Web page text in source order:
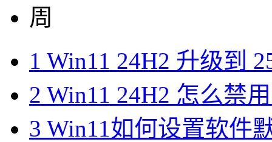
周
1 Win11 24H2 升级到
2 Win11 24H2 怎么禁
3 Win11如何设置软件